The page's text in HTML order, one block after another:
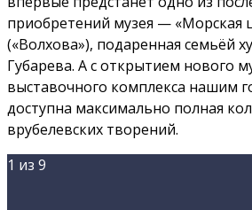
приобретений музея — «Морская
(«Волхова»), подаренная семьёй
Губарева. А с открытием нового
выставочного комплекса нашим
доступна максимально полная
врубелевских творений.
1 из 9